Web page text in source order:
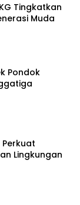
Tingkatkan
Muda
Pondok
Lingkungan